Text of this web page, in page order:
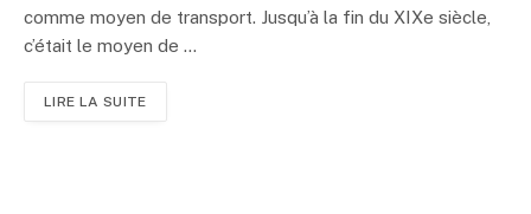
comme moyen de transport. Jusqu’à la fin du XIXe siècle,
c’était le moyen de ...
LIRE LA SUITE